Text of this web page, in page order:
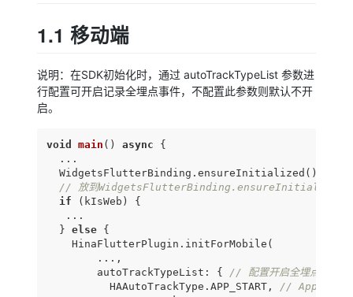
1.1 移动端
说明：在SDK初始化时，通过 autoTrackTypeList 参数进
行配置可开启记录全埋点事件，不配置此参数则默认不开
启。
void main ( ) async
{
  ...
  WidgetsFlutterBinding.ensureInitialized();
// 放到WidgetsFlutterBinding.ensureInitialized()
if (kIsWeb) {
   ...
  }
else {
    HinaFlutterPlugin.initForMobile(
        ...,
        autoTrackTypeList: {
// 配置开启全埋点，默认
          HAAutoTrackType.APP_START,
// App启动